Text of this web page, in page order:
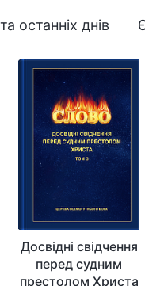
останніх днів
Досвідні свідчення
перед судним
престолом Христа